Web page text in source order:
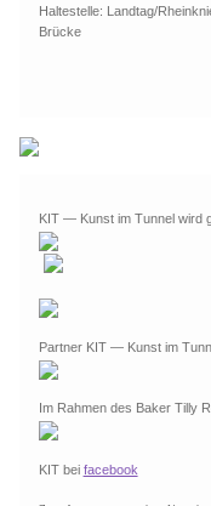
Haltestelle: Landtag/
Brücke
KIT — Kunst im Tunnel wird
Partner KIT — Kunst im
Im Rahmen des Baker Tilly
KIT bei facebook